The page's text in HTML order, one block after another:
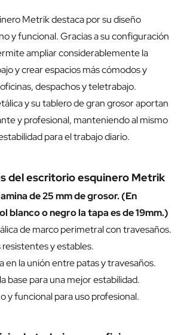
Metrik destaca por su diseño
y funcional. Gracias a su configuración
ampliar considerablemente la
y crear espacios más cómodos y
despachos y teletrabajo.
y su tablero de gran grosor aportan
y profesional, manteniendo al mismo
para el trabajo diario.
del escritorio esquinero Metrik
de 25 mm de grosor. (En
blanco o negro la tapa es de 19mm.)
de marco perimetral con travesaños.
y estables.
en la unión entre patas y travesaños.
base para una mejor estabilidad.
y funcional para uso profesional.